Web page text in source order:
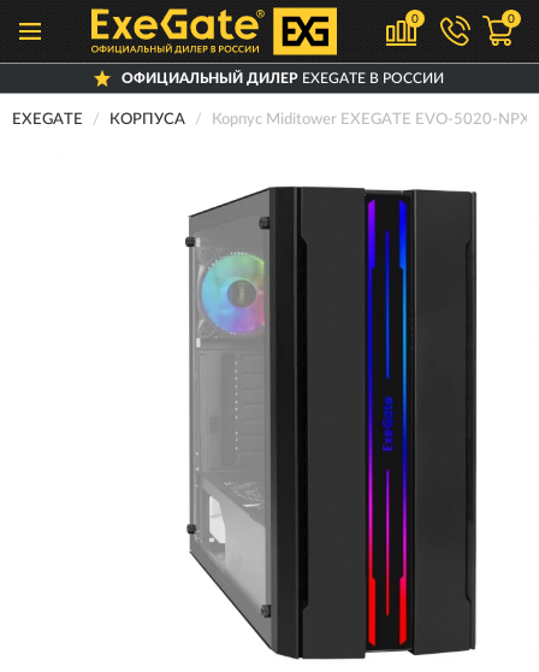
0 0
ОФИЦИАЛЬНЫЙ ДИЛЕРEXEGATE В РОССИИ
EXEGATE КОРПУСА Корпус Miditower EXEGATE EVO-5020-